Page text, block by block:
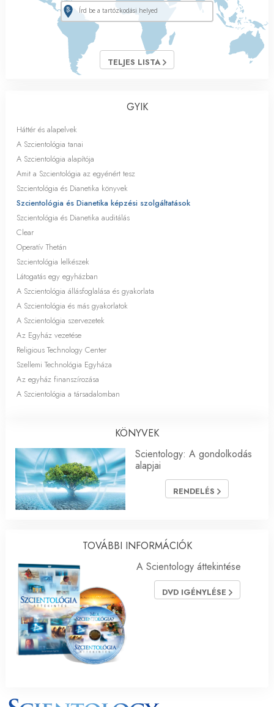
TELJES LISTA
GYIK
Háttér és alapelvek
A Szcientológia tanai
A Szcientológia alapítója
Amit a Szcientológia az egyénért tesz
Szcientológia és Dianetika könyvek
Szcientológia és Dianetika képzési szolgáltatások
Szcientológia és Dianetika auditálás
Clear
Operatív Thetán
Szcientológia lelkészek
Látogatás egy egyházban
A Szcientológia állásfoglalása és gyakorlata
A Szcientológia és más gyakorlatok
A Szcientológia szervezetek
Az Egyház vezetése
Religious Technology Center
Szellemi Technológia Egyháza
Az egyház finanszírozása
A Szcientológia a társadalomban
KÖNYVEK
Scientology: A gondolkodás
alapjai
RENDELÉS
TOVÁBBI INFORMÁCIÓK
A Scientology áttekintése
DVD IGÉNYLÉSE